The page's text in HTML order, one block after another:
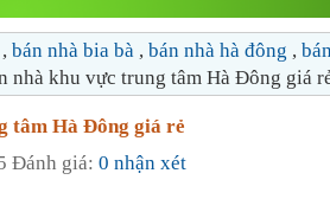
, bán nhà bia bà , bán nhà hà đông ,
nhà khu vực trung tâm Hà Đông giá
tâm Hà Đông giá rẻ
Đánh giá: 0 nhận xét